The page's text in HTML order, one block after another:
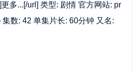
更多...[/url] 类型: 剧情 官方网站: pr
数: 42 单集片长: 60分钟 又名: